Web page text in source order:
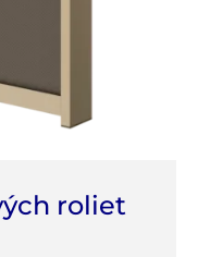
roliet